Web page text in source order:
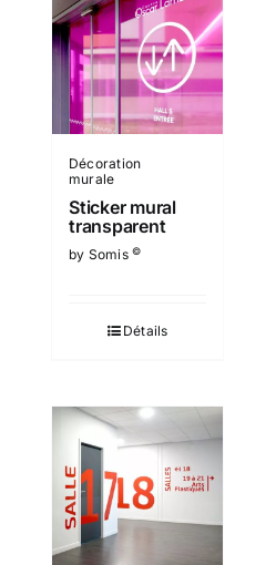
Décoration
murale
Sticker mural
transparent
by Somis©
Détails